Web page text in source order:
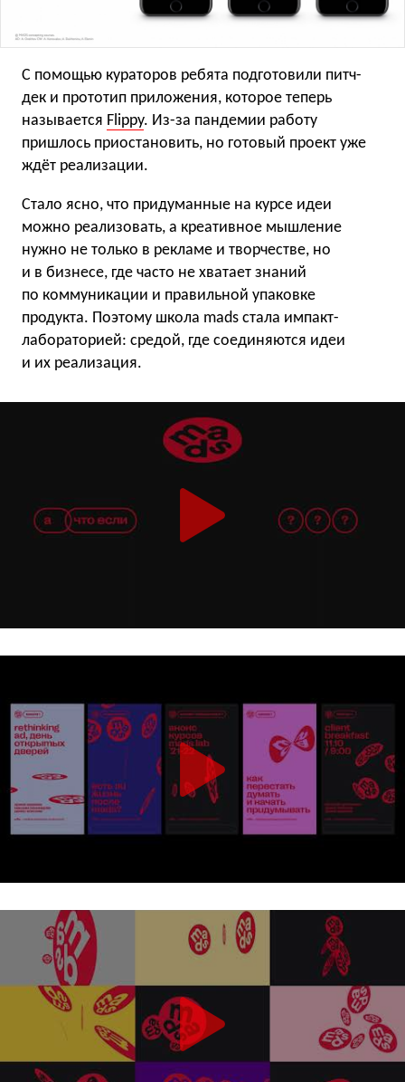
С помощью кураторов ребята подготовили питч-
дек и прототип приложения, которое теперь
называется Flippy. Из-за пандемии работу
пришлось приостановить, но готовый проект уже
ждёт реализации.
Стало ясно, что придуманные на курсе идеи
можно реализовать, а креативное мышление
нужно не только в рекламе и творчестве, но
и в бизнесе, где часто не хватает знаний
по коммуникации и правильной упаковке
продукта. Поэтому школа mads стала импакт-
лабораторией: средой, где соединяются идеи
и их реализация.